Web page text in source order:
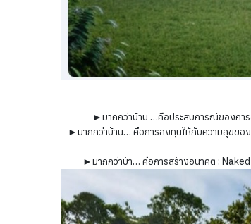
►มากกว่าบ้าน …คือประสบการณ์ของกา
►มากกว่าบ้าน… คือการลงทุนให้กับความสุขขอ
►มากกว่าบ้า… คือการสร้างอนาคต :